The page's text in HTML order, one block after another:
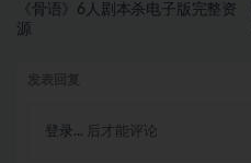
《骨语》6人剧本杀电子版完整资
源
登录... 后才能评论